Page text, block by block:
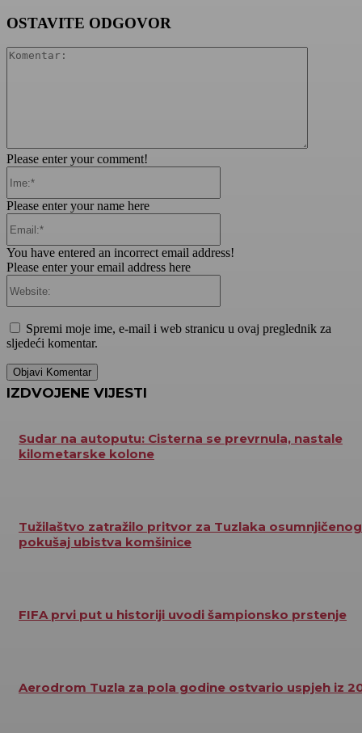
OSTAVITE ODGOVOR
Please enter your comment!
Please enter your name here
You have entered an incorrect email address!
Please enter your email address here
Spremi moje ime, e-mail i web stranicu u ovaj preglednik za
sljedeći komentar.
IZDVOJENE VIJESTI
Sudar na autoputu: Cisterna se prevrnula, nastale
kilometarske kolone
Tužilaštvo zatražilo pritvor za Tuzlaka
pokušaj ubistva komšinice
FIFA prvi put u historiji uvodi šampionsko prstenje
Aerodrom Tuzla za pola godine ostvario uspjeh iz